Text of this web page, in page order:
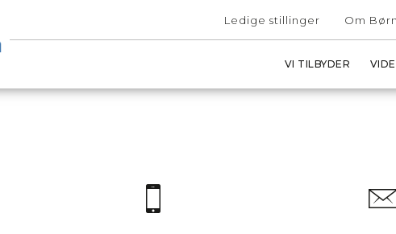
Ledige stillinger Om
VI TILBYDER